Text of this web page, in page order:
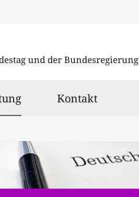
und der Bundesregierung
ausgewählt
Kontakt